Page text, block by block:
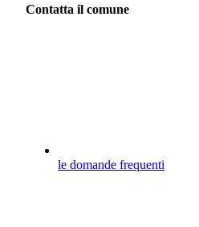
Contatta il comune
le domande frequenti